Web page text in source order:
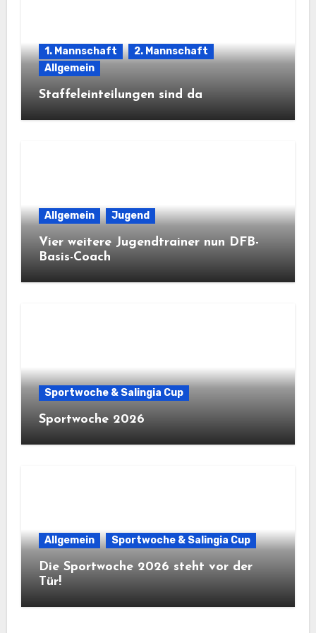
1. Mannschaft
2. Mannschaft
Allgemein
Staffeleinteilungen sind da
Allgemein Jugend
Vier weitere Jugendtrainer nun DFB-
Basis-Coach
Sportwoche & Salingia Cup
Sportwoche 2026
Allgemein Sportwoche & Salingia Cup
Die Sportwoche 2026 steht vor der
Tür!